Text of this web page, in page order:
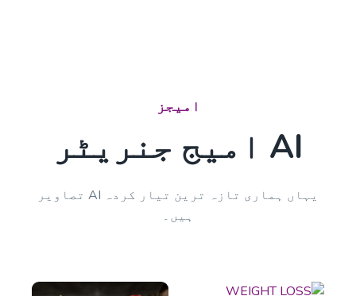
امیجز
AI امیج جنریٹر
یہاں ہماری تازہ ترین تیار کردہ AI تصاویر
ہیں۔